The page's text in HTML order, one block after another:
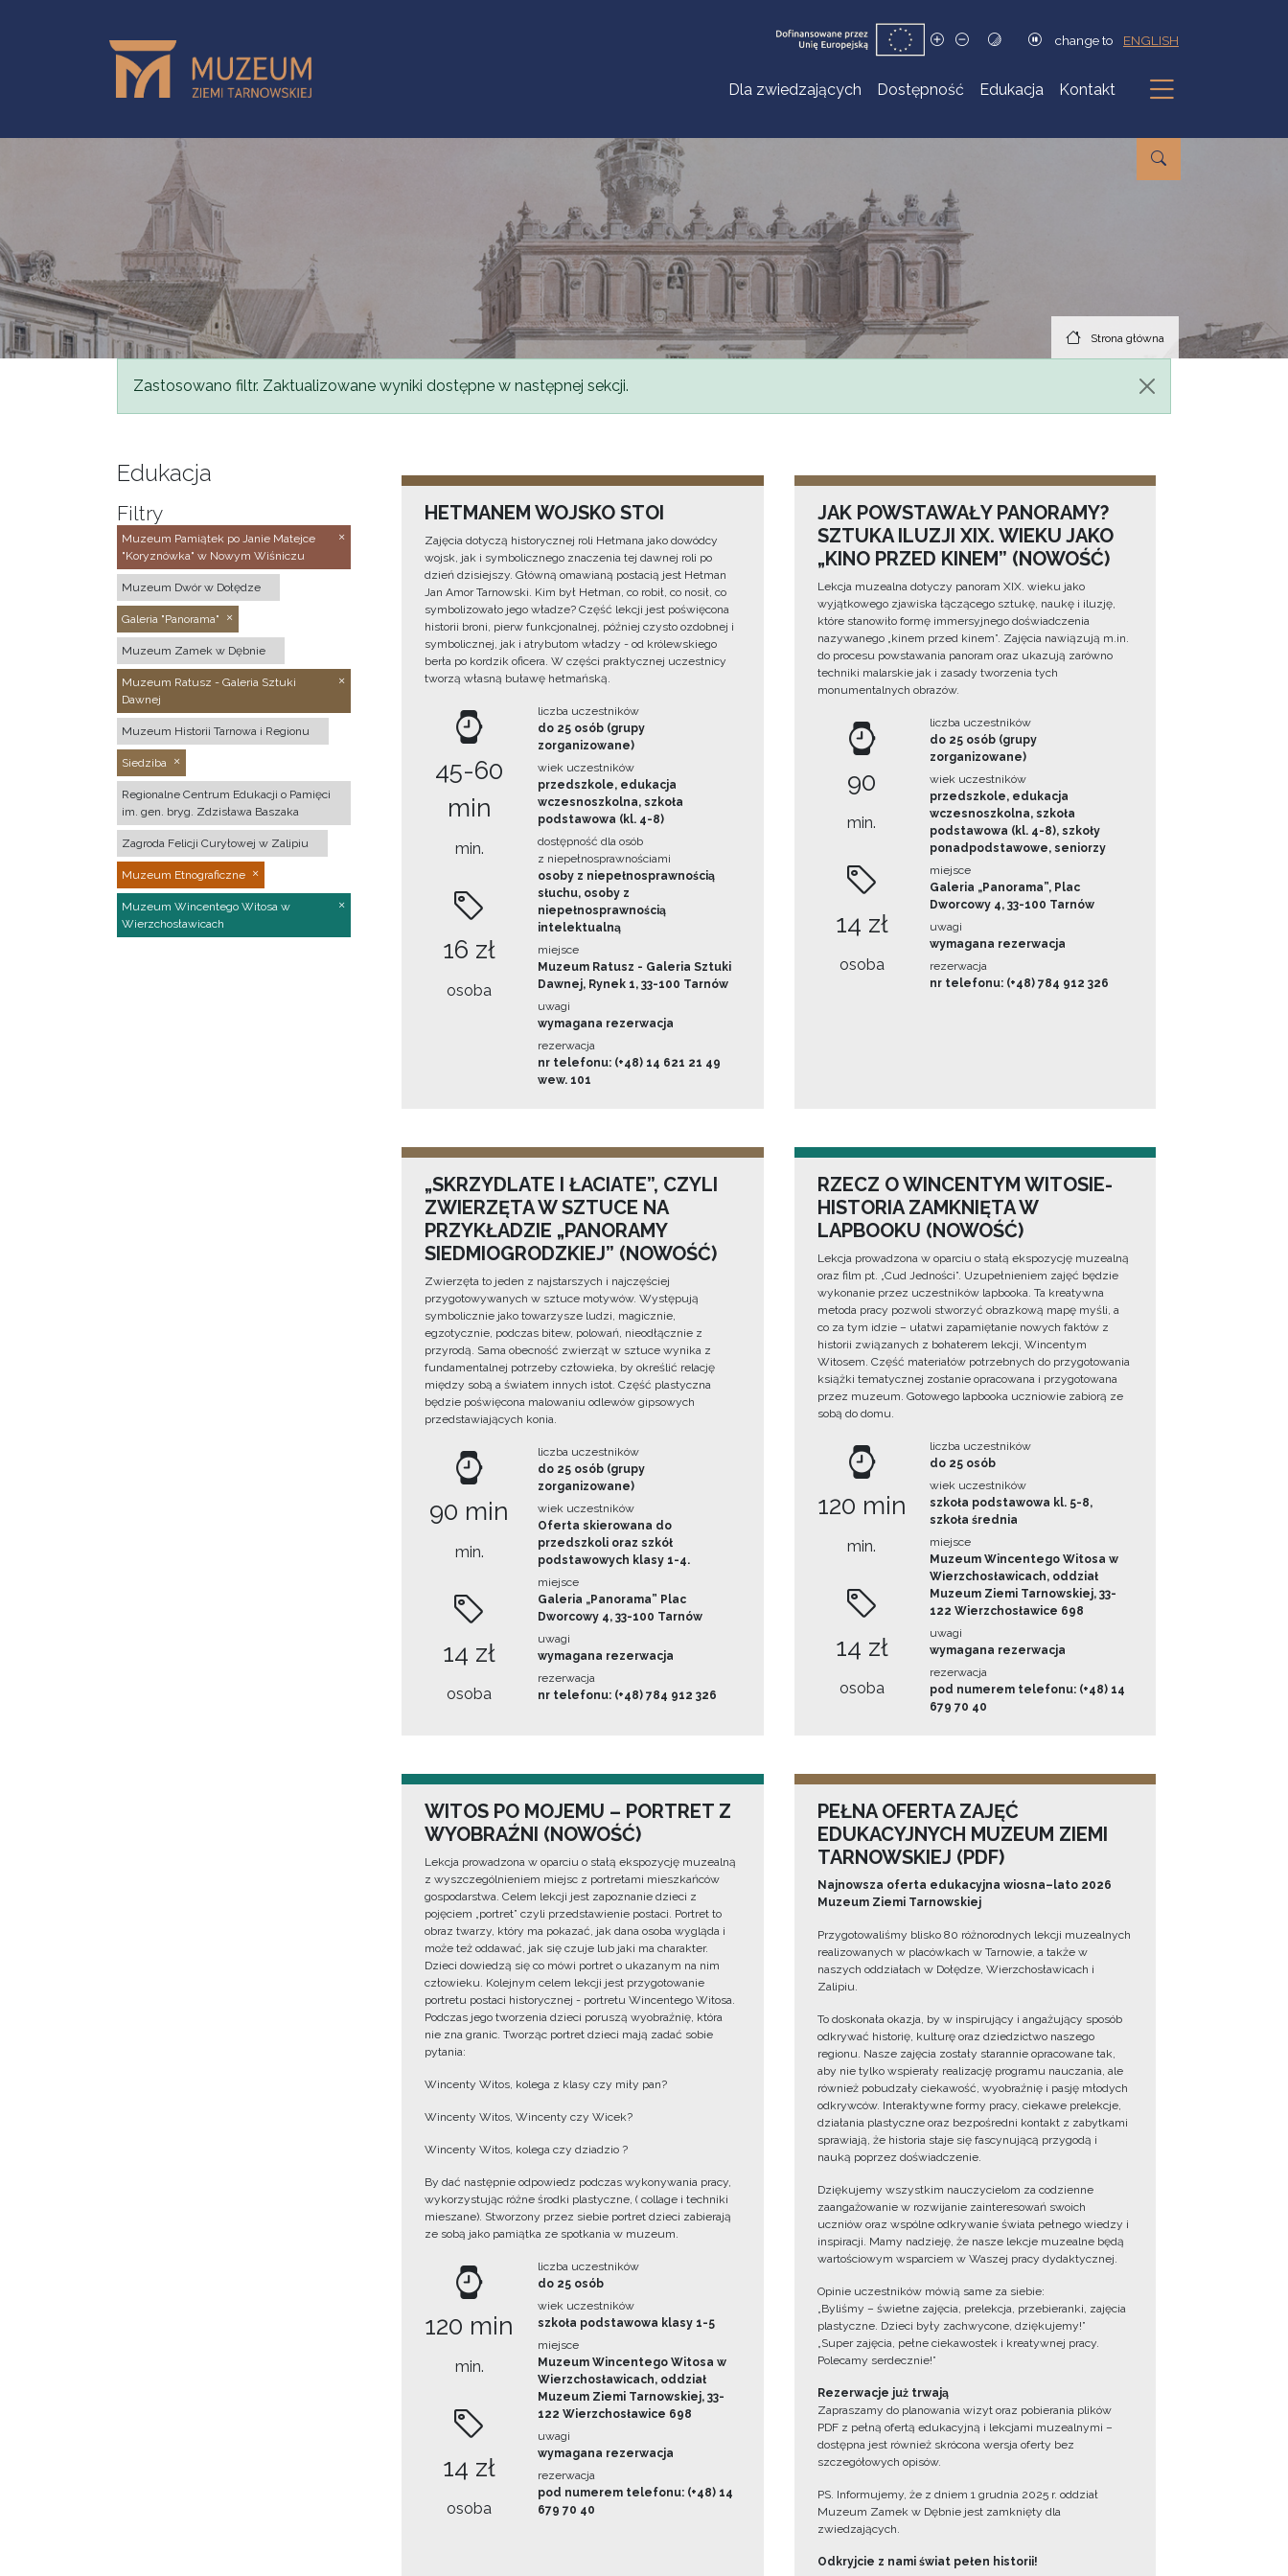
change to ENGLISH
Dla zwiedzających Dostępność Edukacja Kontakt
Podmenu
Strona główna
Komunikat
Zastosowano filtr. Zaktualizowane wyniki dostępne w następnej sekcji.
Edukacja
Filtry
Muzeum Pamiątek po Janie Matejce
"Koryznówka" w Nowym Wiśniczu
Muzeum Dwór w Dołędze
Galeria "Panorama"
Muzeum Zamek w Dębnie
Muzeum Ratusz - Galeria Sztuki
Dawnej
Muzeum Historii Tarnowa i Regionu
Siedziba
Regionalne Centrum Edukacji o Pamięci
im. gen. bryg. Zdzisława Baszaka
Zagroda Felicji Curyłowej w Zalipiu
Muzeum Etnograficzne
Muzeum Wincentego Witosa w
Wierzchosławicach
HETMANEM WOJSKO STOI
Zajęcia dotyczą historycznej roli Hetmana jako dowódcy
wojsk, jak i symbolicznego znaczenia tej dawnej roli po
dzień dzisiejszy. Główną omawianą postacią jest Hetman
Jan Amor Tarnowski. Kim był Hetman, co robił, co nosił, co
symbolizowało jego władze? Część lekcji jest poświęcona
historii broni, pierw funkcjonalnej, później czysto ozdobnej i
symbolicznej, jak i atrybutom władzy - od królewskiego
berła po kordzik oficera. W części praktycznej uczestnicy
tworzą własną buławę hetmańską.
45-60
min
min.
16 zł
osoba
liczba uczestników
do 25 osób (grupy
zorganizowane)
wiek uczestników
przedszkole, edukacja
wczesnoszkolna, szkoła
podstawowa (kl. 4-8)
dostępność dla osób
z niepełnosprawnościami
osoby z niepełnosprawnością
słuchu, osoby z
niepełnosprawnością
intelektualną
miejsce
Muzeum Ratusz - Galeria Sztuki
Dawnej, Rynek 1, 33-100 Tarnów
uwagi
wymagana rezerwacja
rezerwacja
nr telefonu: (+48) 14 621 21 49
wew. 101
JAK POWSTAWAŁY PANORAMY?
SZTUKA ILUZJI XIX. WIEKU JAKO
„KINO PRZED KINEM” (NOWOŚĆ)
Lekcja muzealna dotyczy panoram XIX. wieku jako
wyjątkowego zjawiska łączącego sztukę, naukę i iluzję,
które stanowiło formę immersyjnego doświadczenia
nazywanego „kinem przed kinem”. Zajęcia nawiązują m.in.
do procesu powstawania panoram oraz ukazują zarówno
techniki malarskie jak i zasady tworzenia tych
monumentalnych obrazów.
90
min.
14 zł
osoba
liczba uczestników
do 25 osób (grupy
zorganizowane)
wiek uczestników
przedszkole, edukacja
wczesnoszkolna, szkoła
podstawowa (kl. 4-8), szkoły
ponadpodstawowe, seniorzy
miejsce
Galeria „Panorama”, Plac
Dworcowy 4, 33-100 Tarnów
uwagi
wymagana rezerwacja
rezerwacja
nr telefonu: (+48) 784 912 326
„SKRZYDLATE I ŁACIATE”, CZYLI
ZWIERZĘTA W SZTUCE NA
PRZYKŁADZIE „PANORAMY
SIEDMIOGRODZKIEJ” (NOWOŚĆ)
Zwierzęta to jeden z najstarszych i najczęściej
przygotowywanych w sztuce motywów. Występują
symbolicznie jako towarzysze ludzi, magicznie,
egzotycznie, podczas bitew, polowań, nieodłącznie z
przyrodą. Sama obecność zwierząt w sztuce wynika z
fundamentalnej potrzeby człowieka, by określić relację
między sobą a światem innych istot. Część plastyczna
będzie poświęcona malowaniu odlewów gipsowych
przedstawiających konia.
90 min
min.
14 zł
osoba
liczba uczestników
do 25 osób (grupy
zorganizowane)
wiek uczestników
Oferta skierowana do
przedszkoli oraz szkół
podstawowych klasy 1-4.
miejsce
Galeria „Panorama” Plac
Dworcowy 4, 33-100 Tarnów
uwagi
wymagana rezerwacja
rezerwacja
nr telefonu: (+48) 784 912 326
RZECZ O WINCENTYM WITOSIE-
HISTORIA ZAMKNIĘTA W
LAPBOOKU (NOWOŚĆ)
Lekcja prowadzona w oparciu o stałą ekspozycję muzealną
oraz film pt. „Cud Jedności”. Uzupełnieniem zajęć będzie
wykonanie przez uczestników lapbooka. Ta kreatywna
metoda pracy pozwoli stworzyć obrazkową mapę myśli, a
co za tym idzie – ułatwi zapamiętanie nowych faktów z
historii związanych z bohaterem lekcji, Wincentym
Witosem. Część materiałów potrzebnych do przygotowania
książki tematycznej zostanie opracowana i przygotowana
przez muzeum. Gotowego lapbooka uczniowie zabiorą ze
sobą do domu.
120 min
min.
14 zł
osoba
liczba uczestników
do 25 osób
wiek uczestników
szkoła podstawowa kl. 5-8,
szkoła średnia
miejsce
Muzeum Wincentego Witosa w
Wierzchosławicach, oddział
Muzeum Ziemi Tarnowskiej, 33-
122 Wierzchosławice 698
uwagi
wymagana rezerwacja
rezerwacja
pod numerem telefonu: (+48) 14
679 70 40
WITOS PO MOJEMU – PORTRET Z
WYOBRAŹNI (NOWOŚĆ)
Lekcja prowadzona w oparciu o stałą ekspozycję muzealną
z wyszczególnieniem miejsc z portretami mieszkańców
gospodarstwa. Celem lekcji jest zapoznanie dzieci z
pojęciem „portret” czyli przedstawienie postaci. Portret to
obraz twarzy, który ma pokazać, jak dana osoba wygląda i
może też oddawać, jak się czuje lub jaki ma charakter.
Dzieci dowiedzą się co mówi portret o ukazanym na nim
człowieku. Kolejnym celem lekcji jest przygotowanie
portretu postaci historycznej - portretu Wincentego Witosa.
Podczas jego tworzenia dzieci poruszą wyobraźnię, która
nie zna granic. Tworząc portret dzieci mają zadać sobie
pytania:
Wincenty Witos, kolega z klasy czy miły pan?
Wincenty Witos, Wincenty czy Wicek?
Wincenty Witos, kolega czy dziadzio ?
By dać następnie odpowiedz podczas wykonywania pracy,
wykorzystując różne środki plastyczne, ( collage i techniki
mieszane). Stworzony przez siebie portret dzieci zabierają
ze sobą jako pamiątka ze spotkania w muzeum.
120 min
min.
14 zł
osoba
liczba uczestników
do 25 osób
wiek uczestników
szkoła podstawowa klasy 1-5
miejsce
Muzeum Wincentego Witosa w
Wierzchosławicach, oddział
Muzeum Ziemi Tarnowskiej, 33-
122 Wierzchosławice 698
uwagi
wymagana rezerwacja
rezerwacja
pod numerem telefonu: (+48) 14
679 70 40
PEŁNA OFERTA ZAJĘĆ
EDUKACYJNYCH MUZEUM ZIEMI
TARNOWSKIEJ (PDF)
Najnowsza oferta edukacyjna wiosna–lato 2026
Muzeum Ziemi Tarnowskiej
Przygotowaliśmy blisko 80 różnorodnych lekcji muzealnych
realizowanych w placówkach w Tarnowie, a także w
naszych oddziałach w Dołędze, Wierzchosławicach i
Zalipiu.
To doskonała okazja, by w inspirujący i angażujący sposób
odkrywać historię, kulturę oraz dziedzictwo naszego
regionu. Nasze zajęcia zostały starannie opracowane tak,
aby nie tylko wspierały realizację programu nauczania, ale
również pobudzały ciekawość, wyobraźnię i pasję młodych
odkrywców. Interaktywne formy pracy, ciekawe prelekcje,
działania plastyczne oraz bezpośredni kontakt z zabytkami
sprawiają, że historia staje się fascynującą przygodą i
nauką poprzez doświadczenie.
Dziękujemy wszystkim nauczycielom za codzienne
zaangażowanie w rozwijanie zainteresowań swoich
uczniów oraz wspólne odkrywanie świata pełnego wiedzy i
inspiracji. Mamy nadzieję, że nasze lekcje muzealne będą
wartościowym wsparciem w Waszej pracy dydaktycznej.
Opinie uczestników mówią same za siebie:
„Byliśmy – świetne zajęcia, prelekcja, przebieranki, zajęcia
plastyczne. Dzieci były zachwycone, dziękujemy!”
„Super zajęcia, pełne ciekawostek i kreatywnej pracy.
Polecamy serdecznie!”
Rezerwacje już trwają
Zapraszamy do planowania wizyt oraz pobierania plików
PDF z pełną ofertą edukacyjną i lekcjami muzealnymi –
dostępna jest również skrócona wersja oferty bez
szczegółowych opisów.
PS. Informujemy, że z dniem 1 grudnia 2025 r. oddział
Muzeum Zamek w Dębnie jest zamknięty dla
zwiedzających.
Odkryjcie z nami świat pełen historii!